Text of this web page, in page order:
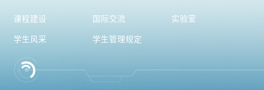
课程建设 国际交流 实验室
学生风采 学生管理规定